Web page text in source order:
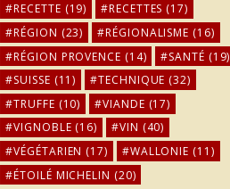
RECETTE (19) RECETTES (17)
RÉGION (23) RÉGIONALISME (16)
RÉGION PROVENCE (14) SANTÉ (19)
SUISSE (11) TECHNIQUE (32)
TRUFFE (10) VIANDE (17)
VIGNOBLE (16) VIN (40)
VÉGÉTARIEN (17) WALLONIE (11)
ÉTOILÉ MICHELIN (20)